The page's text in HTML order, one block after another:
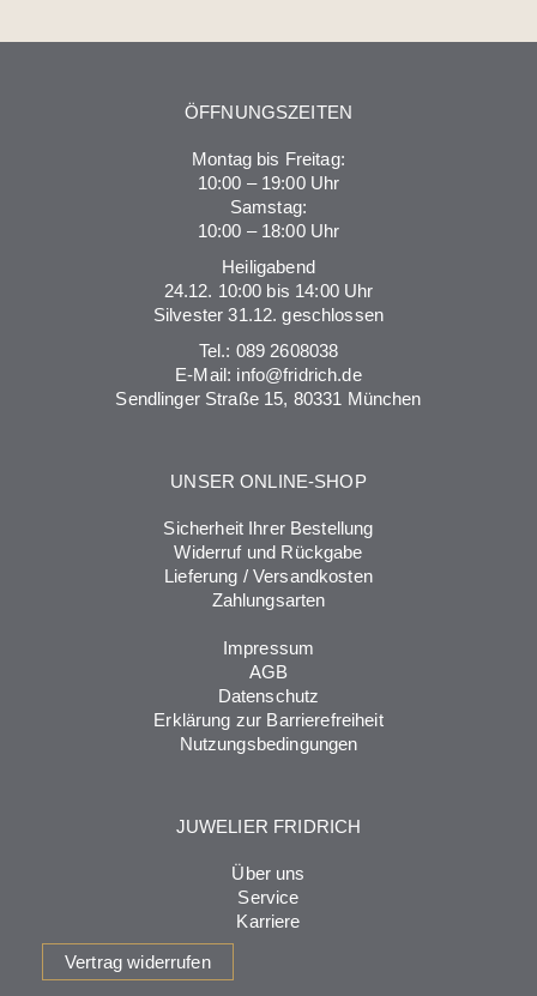
ÖFFNUNGSZEITEN
Montag bis Freitag:
10:00 – 19:00 Uhr
Samstag:
10:00 – 18:00 Uhr
Heiligabend
24.12. 10:00 bis 14:00 Uhr
Silvester 31.12. geschlossen
Tel.: 089 2608038
E-Mail: info@fridrich.de
Sendlinger Straße 15, 80331 München
UNSER ONLINE-SHOP
Sicherheit Ihrer Bestellung
Widerruf und Rückgabe
Lieferung / Versandkosten
Zahlungsarten
Impressum
AGB
Datenschutz
Erklärung zur Barrierefreiheit
Nutzungsbedingungen
JUWELIER FRIDRICH
Über uns
Service
Karriere
Vertrag widerrufen